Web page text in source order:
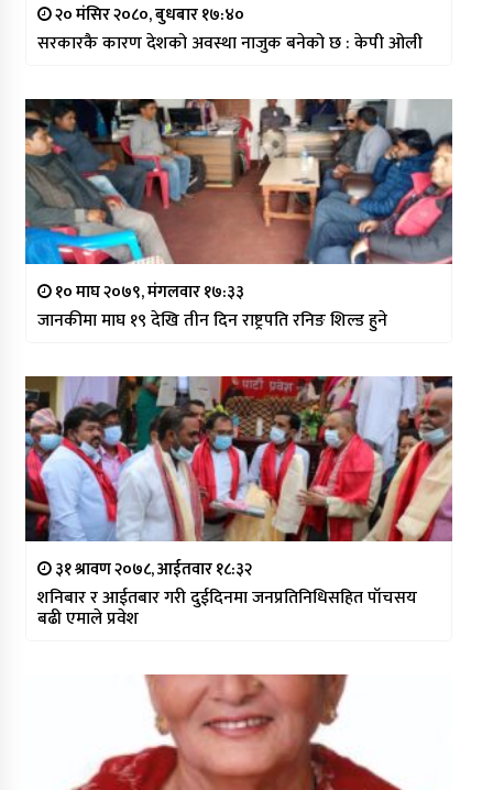
२० मंसिर २०८०, बुधबार १७:४०
सरकारकै कारण देशको अवस्था नाजुक बनेको छ : केपी ओली
१० माघ २०७९, मंगलवार १७:३३
जानकीमा माघ १९ देखि तीन दिन राष्ट्रपति रनिङ शिल्ड हुने
३१ श्रावण २०७८, आईतवार १८:३२
शनिबार र आईतबार गरी दुईदिनमा जनप्रतिनिधिसहित पाँचसय
बढी एमाले प्रवेश